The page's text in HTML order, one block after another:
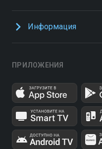
Информация
ПРИЛОЖЕНИЯ